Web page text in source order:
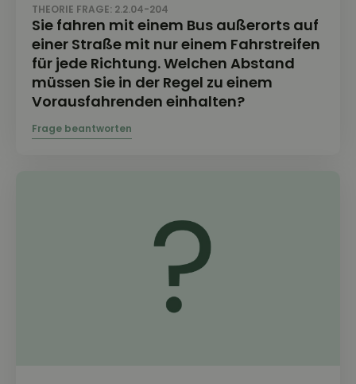
THEORIE FRAGE: 2.2.04-204
Sie fahren mit einem Bus außerorts auf
einer Straße mit nur einem Fahrstreifen
für jede Richtung. Welchen Abstand
müssen Sie in der Regel zu einem
Vorausfahrenden einhalten?